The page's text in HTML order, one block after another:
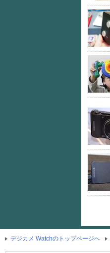
デジカメ Watchのトップページへ